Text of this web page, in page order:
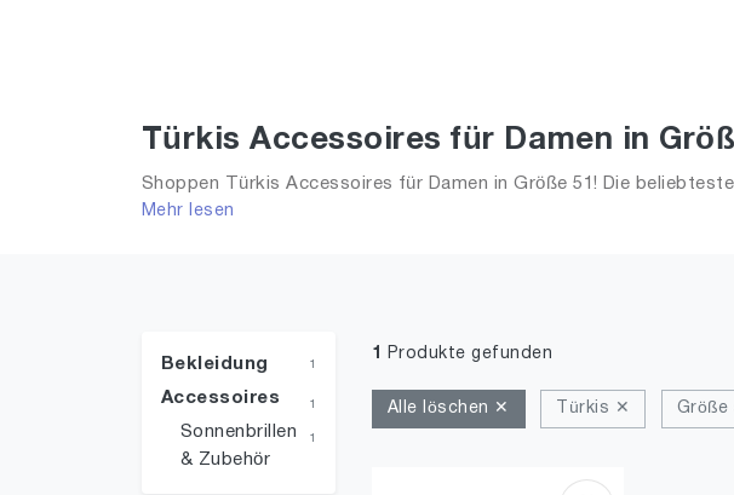
Türkis Accessoires für Damen in
Shoppen Türkis Accessoires für Damen in Größe 51! Die
Trends aus 2026 für Frauen!
Mehr lesen
Bekleidung 1
Accessoires 1
Sonnenbrillen
& Zubehör
1
1 Produkte gefunden
Alle löschen ✕ Türkis ✕ Größe